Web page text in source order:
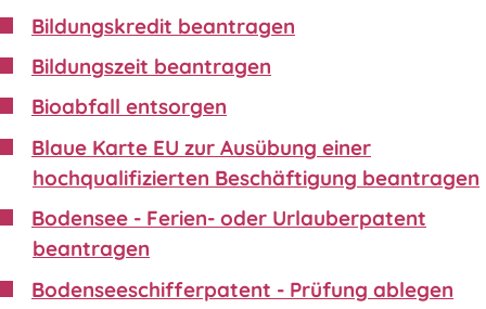
Bildungskredit beantragen
Bildungszeit beantragen
Bioabfall entsorgen
Blaue Karte EU zur Ausübung einer
hochqualifizierten Beschäftigung beantragen
Bodensee - Ferien- oder Urlauberpatent
beantragen
Bodenseeschifferpatent - Prüfung ablegen